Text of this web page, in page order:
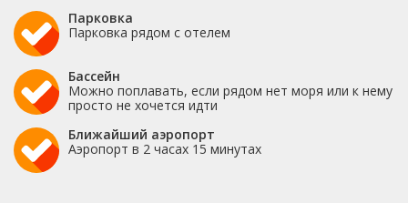
Парковка
Парковка рядом с отелем
Бассейн
Можно поплавать, если рядом нет моря или к нему
просто не хочется идти
Ближайший аэропорт
Аэропорт в 2 часах 15 минутах